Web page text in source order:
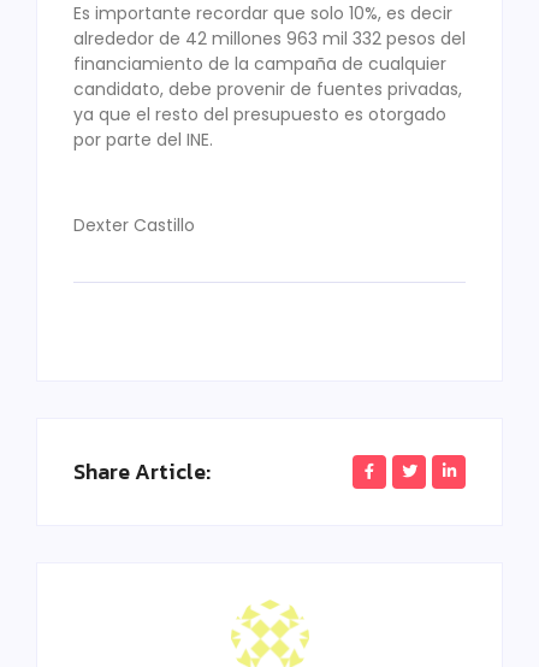
Es importante recordar que solo 10%, es decir
alrededor de 42 millones 963 mil 332 pesos del
financiamiento de la campaña de cualquier
candidato, debe provenir de fuentes privadas,
ya que el resto del presupuesto es otorgado
por parte del INE.
Dexter Castillo
Share Article: